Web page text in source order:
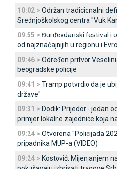
10:02 > Održan tradicionalni
Srednjoškolskog centra "Vuk
09:55 > Đurđevdanski festival i
od najznačajnijih u regionu i
09:46 > Određen pritvor
beogradske policije
09:41 > Tramp potvrdio da je
države"
09:31 > Dodik: Prijedor - jedan
primjer lokalne zajednice koja
09:24 > Otvorena "Policijada
pripadnika MUP-a (VIDEO)
09:24 > Kostović: Mijenjanjem